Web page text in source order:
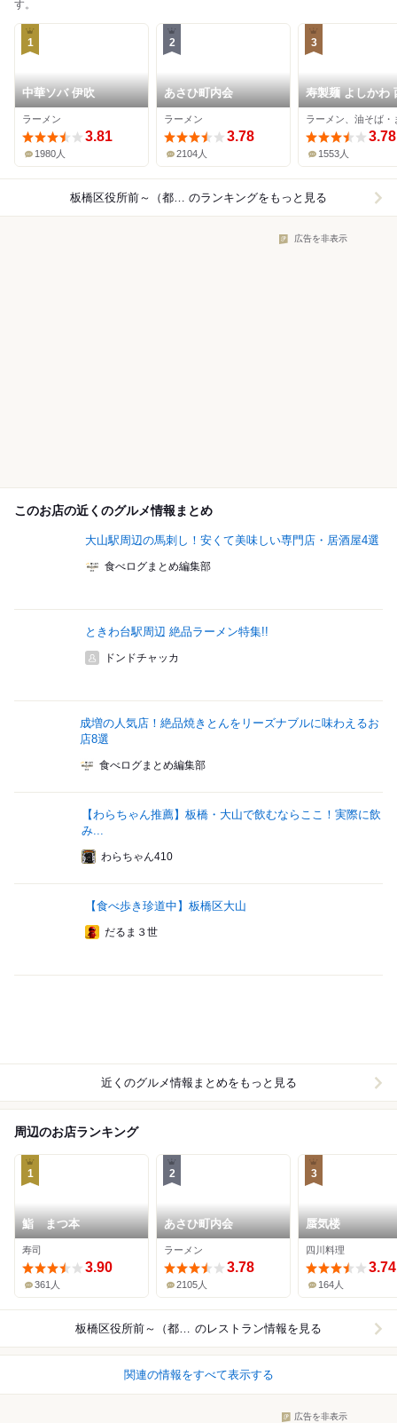
す。
1
中華ソバ 伊吹
ラーメン
3.81
1980人
2
あさひ町内会
ラーメン
3.78
2104人
3
寿製麺 よしかわ
駅前店
3.78
1553人
板橋区役所前～（都営三田線）×ラーメン のランキングをもっと見る
広告を非表示
このお店の近くのグルメ情報まとめ
大山駅周辺の馬刺し！安くて美味しい専門店・居酒屋4選
食べログまとめ編集部
ときわ台駅周辺 絶品ラーメン特集!!
ドンドチャッカ
成増の人気店！絶品焼きとんをリーズナブルに味わえるお
店8選
食べログまとめ編集部
【わらちゃん推薦】板橋・大山で飲むならここ！実際に飲
み...
わらちゃん410
【食べ歩き珍道中】板橋区大山
だるま３世
近くのグルメ情報まとめをもっと見る
周辺のお店ランキング
1
鮨 まつ本
寿司
3.90
361人
2
あさひ町内会
ラーメン
3.78
2105人
3
蜃気楼
四川料理
3.74
164人
板橋区役所前～（都営三田線） のレストラン情報を見る
関連の情報をすべて表示する
広告を非表示